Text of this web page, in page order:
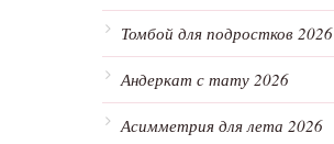
Томбой для подростков 2026
Андеркат с тату 2026
Асимметрия для лета 2026